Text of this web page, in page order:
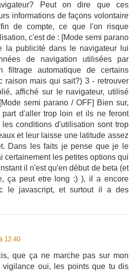
Peut on dire que ces
informations de façons volontaire
de compte, ce que l'on risque
c'est de : [Mode semi parano
la publicité dans le navigateur lui
de navigation utilisées par
automatique de certains
raison mais qui sait?) 3 - retrouver
affiché sur le navigateur, utilisé
semi parano / OFF] Bien sur,
d'aller trop loin et ils ne feront
conditions d'utilisation sont trop
et leur laisse une latitude assez
Dans les faits je pense que je le
certainement les petites options qui
il n'est qu'en début de beta (et
ça peut etre long :) ), il a encore
le javascript, et surtout il a des
12:40
que ça ne marche pas sur mon
vigilance oui, les points que tu dis